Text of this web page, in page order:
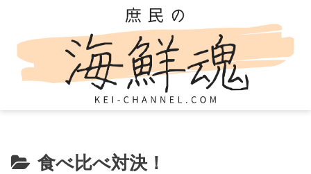
食べ比べ対決！